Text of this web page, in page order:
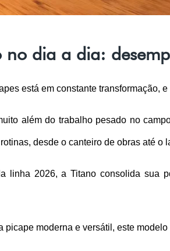
no dia a dia:
está em constante transformação,
além do trabalho pesado no
desde o canteiro de obras até o
linha 2026, a Titano consolida sua
picape moderna e versátil, este